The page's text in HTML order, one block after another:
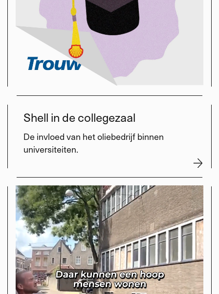
Shell in de collegezaal
De invloed van het oliebedrijf binnen
universiteiten.